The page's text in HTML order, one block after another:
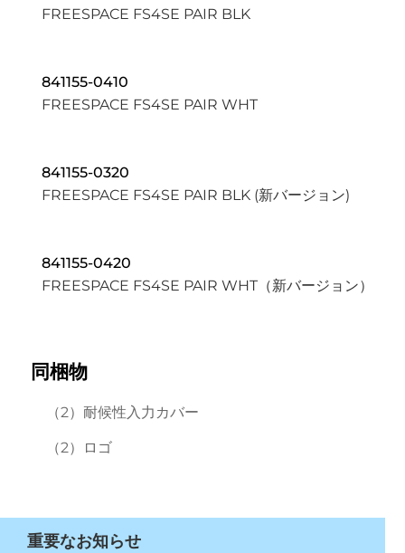
FREESPACE FS4SE PAIR BLK
841155-0410
FREESPACE FS4SE PAIR WHT
841155-0320
FREESPACE FS4SE PAIR BLK (新バージョン)
841155-0420
FREESPACE FS4SE PAIR WHT（新バージョン）
同梱物
（2）耐候性入力カバー
（2）ロゴ
重要なお知らせ